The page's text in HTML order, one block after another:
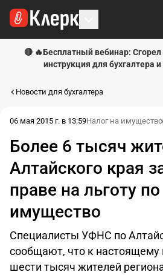
🔴 🔥Бесплатный вебинар:
инструкция для бухгалтера
Новости для бухгалтера
06 мая 2015 г. в 13:59Налог на имущество
Более 6 тысяч
Алтайского края
праве на льготу
имущество
Специалисты УФНС по
сообщают, что к настоящему
шести тысяч жителей